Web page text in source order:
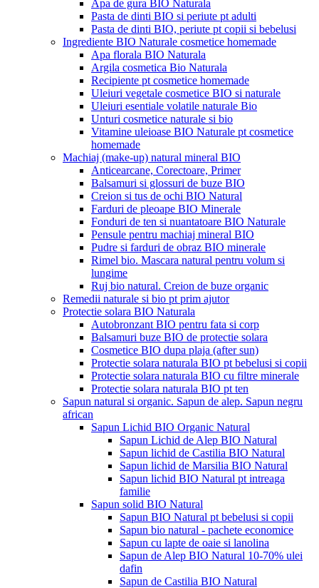
Apa de gura BIO Naturala
Pasta de dinti BIO si periute pt adulti
Pasta de dinti BIO, periute pt copii si bebelusi
Ingrediente BIO Naturale cosmetice homemade
Apa florala BIO Naturala
Argila cosmetica Bio Naturala
Recipiente pt cosmetice homemade
Uleiuri vegetale cosmetice BIO si naturale
Uleiuri esentiale volatile naturale Bio
Unturi cosmetice naturale si bio
Vitamine uleioase BIO Naturale pt cosmetice
homemade
Machiaj (make-up) natural mineral BIO
Anticearcane, Corectoare, Primer
Balsamuri si glossuri de buze BIO
Creion si tus de ochi BIO Natural
Farduri de pleoape BIO Minerale
Fonduri de ten si nuantatoare BIO Naturale
Pensule pentru machiaj mineral BIO
Pudre si farduri de obraz BIO minerale
Rimel bio. Mascara natural pentru volum si
lungime
Ruj bio natural. Creion de buze organic
Remedii naturale si bio pt prim ajutor
Protectie solara BIO Naturala
Autobronzant BIO pentru fata si corp
Balsamuri buze BIO de protectie solara
Cosmetice BIO dupa plaja (after sun)
Protectie solara naturala BIO pt bebelusi si copii
Protectie solara naturala BIO cu filtre minerale
Protectie solara naturala BIO pt ten
Sapun natural si organic. Sapun de alep. Sapun negru
african
Sapun Lichid BIO Organic Natural
Sapun Lichid de Alep BIO Natural
Sapun lichid de Castilia BIO Natural
Sapun lichid de Marsilia BIO Natural
Sapun lichid BIO Natural pt intreaga
familie
Sapun solid BIO Natural
Sapun BIO Natural pt bebelusi si copii
Sapun bio natural - pachete economice
Sapun cu lapte de oaie si lanolina
Sapun de Alep BIO Natural 10-70% ulei
dafin
Sapun de Castilia BIO Natural